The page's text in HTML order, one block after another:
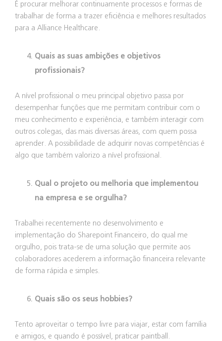
É procurar melhorar continuamente processos e formas de
trabalhar de forma a trazer eficiência e melhores resultados
para a Alliance Healthcare.
Quais as suas ambições e objetivos
profissionais?
A nível profissional o meu principal objetivo passa por
desempenhar funções que me permitam contribuir com o
meu conhecimento e experiência, e também interagir com
outros colegas, das mais diversas áreas, com quem possa
aprender. A possibilidade de adquirir novas competências é
algo que também valorizo a nível profissional.
Qual o projeto ou melhoria que implementou
na empresa e se orgulha?
Trabalhei recentemente no desenvolvimento e
implementação do Sharepoint Financeiro, do qual me
orgulho, pois trata-se de uma solução que permite aos
colaboradores acederem a informação financeira relevante
de forma rápida e simples.
Quais são os seus hobbies?
Tento aproveitar o tempo livre para viajar, estar com família
e amigos, e quando é possível, praticar paintball.